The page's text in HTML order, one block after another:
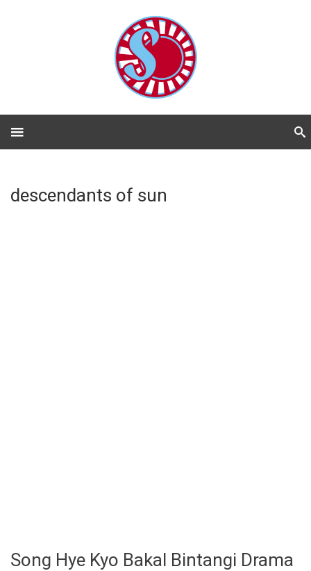
descendants of sun
Song Hye Kyo Bakal Bintangi Drama